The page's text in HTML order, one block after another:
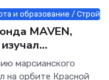
и образование / Строй
MAVEN,
технологии.
марсианского
на орбите Красной